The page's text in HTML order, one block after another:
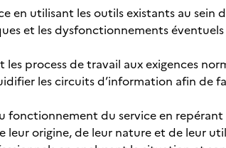
en utilisant les outils existants au sein
et les dysfonctionnements
process de travail aux exigences
les circuits d’information afin de
fonctionnement du service en repérant
leur origine, de leur nature et de leur